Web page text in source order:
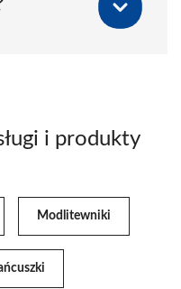
i produkty
Modlitewniki